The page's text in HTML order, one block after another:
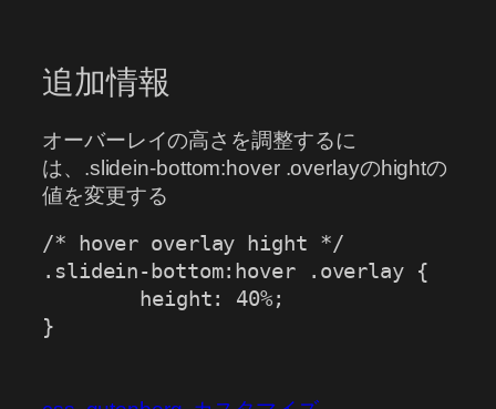
追加情報
オーバーレイの高さを調整するに
は、.slidein-bottom:hover .overlayのhightの
値を変更する
/* hover overlay hight */
.slidein-bottom:hover .overlay {
}